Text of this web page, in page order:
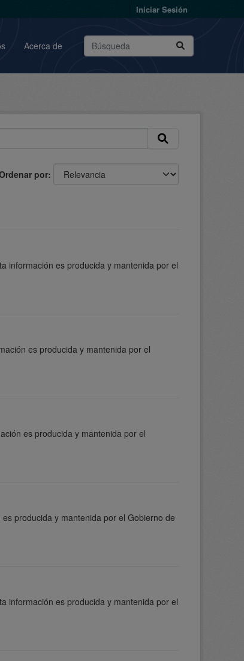
Iniciar Sesión
Acerca de
por
información es producida y mantenida por el
es producida y mantenida por el
es producida y mantenida por el
producida y mantenida por el Gobierno de
información es producida y mantenida por el